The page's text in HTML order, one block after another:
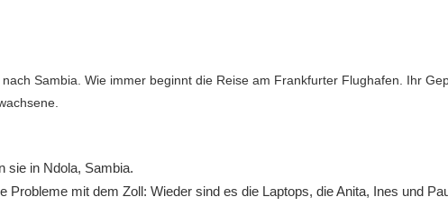
Sambia. Wie immer beginnt die Reise am Frankfurter Flughafen. Ihr
sie in Ndola, Sambia.
Probleme mit dem Zoll: Wieder sind es die Laptops, die Anita, Ines und